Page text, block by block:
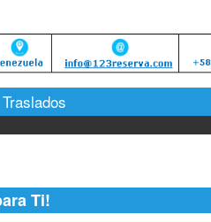
Traslados
Ti!